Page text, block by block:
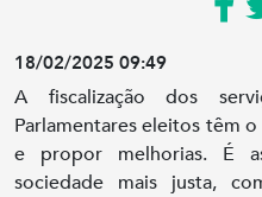
18/02/2025 09:49
A fiscalização dos
Parlamentares eleitos têm
e propor melhorias. É
sociedade mais justa,